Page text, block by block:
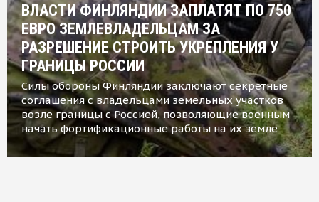
ВЛАСТИ ФИНЛЯНДИИ ЗАПЛАТЯТ ПО 750
ЕВРО ЗЕМЛЕВЛАДЕЛЬЦАМ ЗА
РАЗРЕШЕНИЕ СТРОИТЬ УКРЕПЛЕНИЯ У
ГРАНИЦЫ РОССИИ
Силы обороны Финляндии заключают секретные
соглашения с владельцами земельных участков
возле границы с Россией, позволяющие военным
начать фортификационные работы на их земле